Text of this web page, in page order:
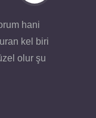
hani
kel biri
olur şu